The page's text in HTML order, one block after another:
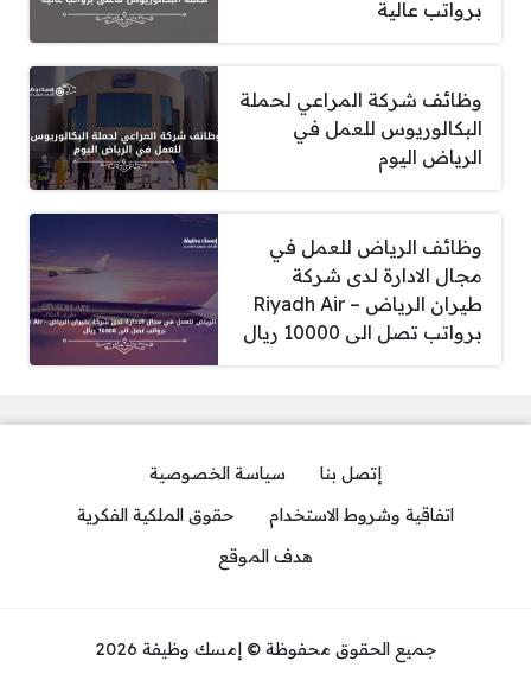
برواتب عالية
وظائف شركة المراعي لحملة
البكالوريوس للعمل في
الرياض اليوم
وظائف الرياض للعمل في
مجال الادارة لدى شركة
طيران الرياض – Riyadh Air
برواتب تصل الى 10000 ريال
إتصل بنا
سياسة الخصوصية
اتفاقية وشروط الاستخدام
حقوق الملكية الفكرية
هدف الموقع
جميع الحقوق محفوظة © إمسك وظيفة 2026